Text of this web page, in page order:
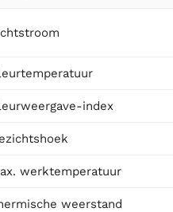
index
werktemperatuur
weerstand